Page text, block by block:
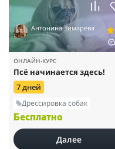
Антонина Зимарева
ОНЛАЙН-КУРС
Псё начинается здесь!
7 дней
Дрессировка собак
Бесплатно
Далее